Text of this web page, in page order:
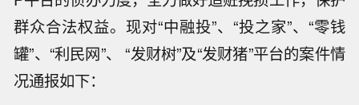
群众合法权益。现对“中融投”、“投之家”、“零钱
罐”、“利民网”、 “发财树”及“发财猪”平台的案件情
况通报如下：